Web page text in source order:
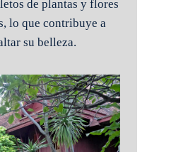
de plantas y flores
lo que contribuye a
su belleza.